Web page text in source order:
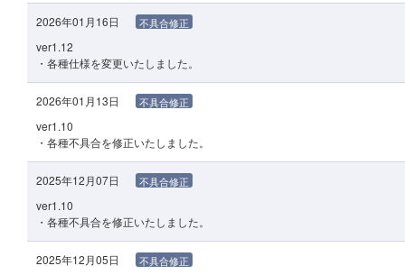
2026年01月16日 不具合修正
ver1.12
・各種仕様を変更いたしました。
2026年01月13日 不具合修正
ver1.10
・各種不具合を修正いたしました。
2025年12月07日 不具合修正
ver1.10
・各種不具合を修正いたしました。
2025年12月05日 不具合修正